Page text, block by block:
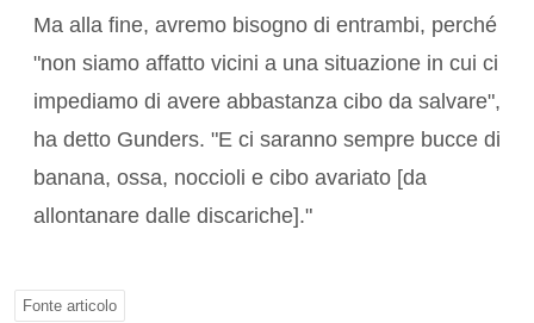
Ma alla fine, avremo bisogno di entrambi, perché
"non siamo affatto vicini a una situazione in cui ci
impediamo di avere abbastanza cibo da salvare",
ha detto Gunders. "E ci saranno sempre bucce di
banana, ossa, noccioli e cibo avariato [da
allontanare dalle discariche]."
Fonte articolo